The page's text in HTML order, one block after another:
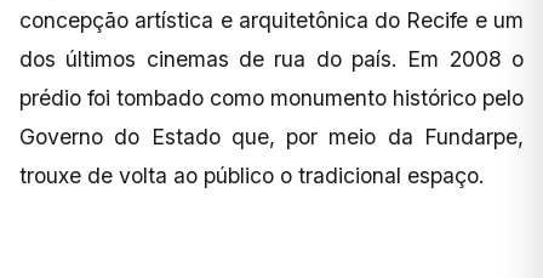
concepção artística e arquitetônica do Recife e um
dos últimos cinemas de rua do país. Em 2008 o
prédio foi tombado como monumento histórico pelo
Governo do Estado que, por meio da Fundarpe,
trouxe de volta ao público o tradicional espaço.